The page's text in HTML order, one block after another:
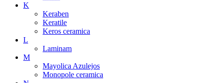
K
Keraben
Keratile
Keros ceramica
L
Laminam
M
Mayolica Azulejos
Monopole ceramica